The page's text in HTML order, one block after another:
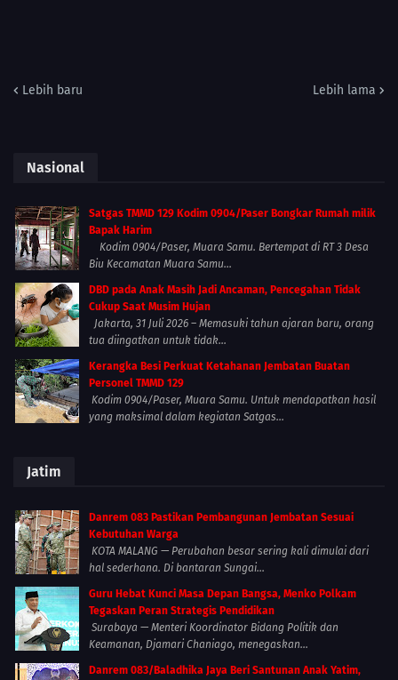
Lebih baru Lebih lama
Nasional
Satgas TMMD 129 Kodim 0904/Paser Bongkar Rumah milik
Bapak Harim
Kodim 0904/Paser, Muara Samu. Bertempat di RT 3 Desa
Biu Kecamatan Muara Samu...
DBD pada Anak Masih Jadi Ancaman, Pencegahan Tidak
Cukup Saat Musim Hujan
Jakarta, 31 Juli 2026 – Memasuki tahun ajaran baru, orang
tua diingatkan untuk tidak...
Kerangka Besi Perkuat Ketahanan Jembatan Buatan
Personel TMMD 129
Kodim 0904/Paser, Muara Samu. Untuk mendapatkan hasil
yang maksimal dalam kegiatan Satgas...
Jatim
Danrem 083 Pastikan Pembangunan Jembatan Sesuai
Kebutuhan Warga
KOTA MALANG — Perubahan besar sering kali dimulai dari
hal sederhana. Di bantaran Sungai...
Guru Hebat Kunci Masa Depan Bangsa, Menko Polkam
Tegaskan Peran Strategis Pendidikan
Surabaya — Menteri Koordinator Bidang Politik dan
Keamanan, Djamari Chaniago, menegaskan...
Danrem 083/Baladhika Jaya Beri Santunan Anak Yatim,